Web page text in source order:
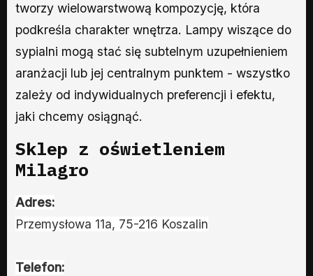
tworzy wielowarstwową kompozycję, która
podkreśla charakter wnętrza. Lampy wiszące do
sypialni mogą stać się subtelnym uzupełnieniem
aranżacji lub jej centralnym punktem - wszystko
zależy od indywidualnych preferencji i efektu,
jaki chcemy osiągnąć.
Sklep z oświetleniem
Milagro
Adres:
Przemysłowa 11a, 75-216 Koszalin
Telefon: